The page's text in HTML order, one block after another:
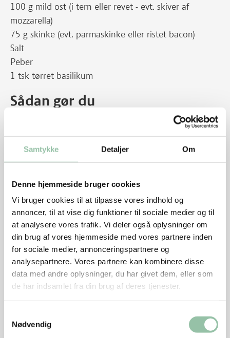
Samtykke Detaljer Om
Denne hjemmeside bruger cookies
Vi bruger cookies til at tilpasse vores indhold og
annoncer, til at vise dig funktioner til sociale medier og til
at analysere vores trafik. Vi deler også oplysninger om
din brug af vores hjemmeside med vores partnere inden
for sociale medier, annonceringspartnere og
analysepartnere. Vores partnere kan kombinere disse
data med andre oplysninger, du har givet dem, eller som
de har indsamlet fra din brug af deres tjenester.
Nødvendig
100 g mild ost (i tern eller revet - evt. skiver af
mozzarella)
75 g skinke (evt. parmaskinke eller ristet bacon)
Salt
Peber
1 tsk tørret basilikum
Sådan gør du
Lav en almindelig gærdej, og juster til sidst dejen
Slå dejen ned, og del den i 8-10 lige store stykker,
der hver udrulles som en cirkel på størrelse med en
kagetallerken.
Kommes på en bageplade med bagepapir.
Fyld
Rens asparges, skær dem i mindre stykker, og kog i
2 minutter.
hver cirkels ene halvdel, og drys med salt, peber og